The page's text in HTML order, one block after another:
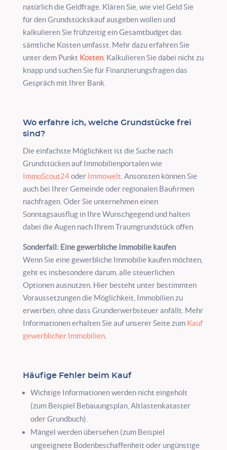
natürlich die Geldfrage. Klären Sie, wie viel Geld Sie
für den Grundstückskauf ausgeben wollen und
kalkulieren Sie frühzeitig ein Gesamtbudget das
sämtliche Kosten umfasst. Mehr dazu erfahren Sie
unter dem Punkt Kosten. Kalkulieren Sie dabei nicht zu
knapp und suchen Sie für Finanzierungsfragen das
Gespräch mit Ihrer Bank.
Wo erfahre ich, welche Grundstücke frei
sind?
Die einfachste Möglichkeit ist die Suche nach
Grundstücken auf Immobilienportalen wie
ImmoScout24oder Immowelt . Ansonsten können Sie
auch bei Ihrer Gemeinde oder regionalen Baufirmen
nachfragen. Oder Sie unternehmen einen
Sonntagsausflug in Ihre Wunschgegend und halten
dabei die Augen nach Ihrem Traumgrundstück offen.
Sonderfall: Eine gewerbliche Immobilie kaufen
Wenn Sie eine gewerbliche Immobilie kaufen möchten,
geht es insbesondere darum, alle steuerlichen
Optionen ausnutzen. Hier besteht unter bestimmten
Voraussetzungen die Möglichkeit, Immobilien zu
erwerben, ohne dass Grunderwerbsteuer anfällt. Mehr
Informationen erhalten Sie auf unserer Seite zum Kauf
gewerblicher Immobilien.
Häufige Fehler beim Kauf
Wichtige Informationen werden nicht eingeholt
(zum Beispiel Bebauungsplan, Altlastenkataster
oder Grundbuch).
Mängel werden übersehen (zum Beispiel
ungeeignete Bodenbeschaffenheit oder ungünstige